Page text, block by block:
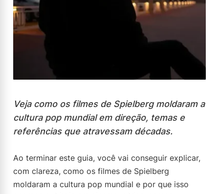
Veja como os filmes de Spielberg moldaram a
cultura pop mundial em direção, temas e
referências que atravessam décadas.
Ao terminar este guia, você vai conseguir explicar,
com clareza, como os filmes de Spielberg
moldaram a cultura pop mundial e por que isso